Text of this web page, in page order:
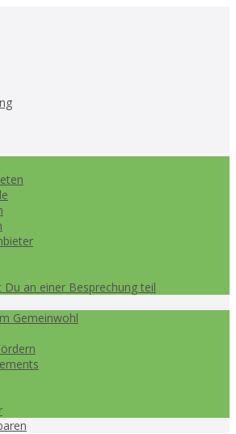
Du an einer Besprechung teil
Gemeinwohl